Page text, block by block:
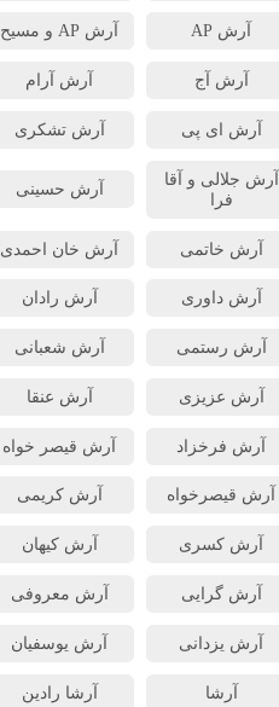
آرش AP آرش AP و مسیح
آرش آج آرش آرام
آرش ای پی آرش تشکری
آرش جلالی و آقا
فرا
آرش حسینی
آرش خاتمی آرش خان احمدی
آرش داوری آرش رادان
آرش رستمى آرش شعبانی
آرش عزیزی آرش عنقا
آرش فرخزاد آرش قیصر خواه
آرش قیصرخواه آرش کریمی
آرش کسری آرش کیهان
آرش گرایی آرش معروفی
آرش یزدانی آرش یوسفیان
آرشا آرشا رادین